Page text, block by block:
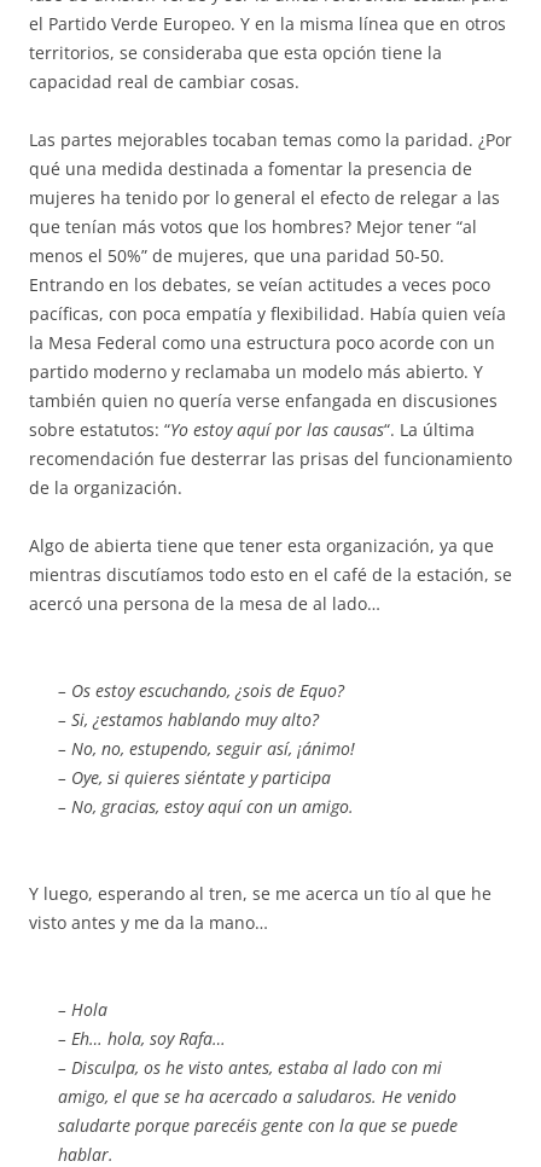
el Partido Verde Europeo. Y en la misma línea que en otros
territorios, se consideraba que esta opción tiene la
capacidad real de cambiar cosas.
Las partes mejorables tocaban temas como la paridad. ¿Por
qué una medida destinada a fomentar la presencia de
mujeres ha tenido por lo general el efecto de relegar a las
que tenían más votos que los hombres? Mejor tener “al
menos el 50%” de mujeres, que una paridad 50-50.
Entrando en los debates, se veían actitudes a veces poco
pacíficas, con poca empatía y flexibilidad. Había quien veía
la Mesa Federal como una estructura poco acorde con un
partido moderno y reclamaba un modelo más abierto. Y
también quien no quería verse enfangada en discusiones
sobre estatutos: “Yo estoy aquí por las causas“. La última
recomendación fue desterrar las prisas del funcionamiento
de la organización.
Algo de abierta tiene que tener esta organización, ya que
mientras discutíamos todo esto en el café de la estación, se
acercó una persona de la mesa de al lado…
– Os estoy escuchando, ¿sois de Equo?
– Si, ¿estamos hablando muy alto?
– No, no, estupendo, seguir así, ¡ánimo!
– Oye, si quieres siéntate y participa
– No, gracias, estoy aquí con un amigo.
Y luego, esperando al tren, se me acerca un tío al que he
visto antes y me da la mano…
– Hola
– Eh… hola, soy Rafa…
– Disculpa, os he visto antes, estaba al lado con mi
amigo, el que se ha acercado a saludaros. He venido
saludarte porque parecéis gente con la que se puede
hablar.